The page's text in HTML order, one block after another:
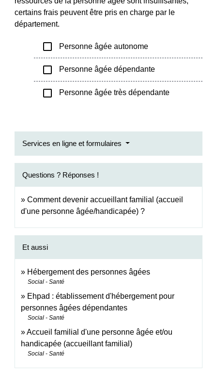
certains frais peuvent être pris en charge par le
département.
check_box_outline_blank Personne âgée autonome
check_box_outline_blank Personne âgée dépendante
check_box_outline_blank Personne âgée très dépendante
Services en ligne et formulaires
Questions ? Réponses !
Comment devenir accueillant familial (accueil
d'une personne âgée/handicapée) ?
Et aussi
Hébergement des personnes âgées
Social - Santé
Ehpad : établissement d'hébergement pour
personnes âgées dépendantes
Social - Santé
Accueil familial d'une personne âgée et/ou
handicapée (accueillant familial)
Social - Santé